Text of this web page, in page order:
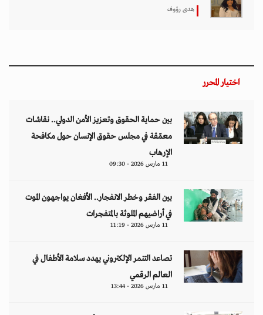
هدى رؤوف
اختيار المحرر
بين حماية الحقوق وتعزيز الأمن الدولي.. نقاشات
معمّقة في مجلس حقوق الإنسان حول مكافحة
الإرهاب
11 مارس 2026 - 09:30
بين الفقر وخطر الانفجار.. الأفغان يواجهون الموت
في أراضيهم الملوثة بالمتفجرات
11 مارس 2026 - 11:19
تصاعد التنمر الإلكتروني يهدد سلامة الأطفال في
العالم الرقمي
11 مارس 2026 - 13:44